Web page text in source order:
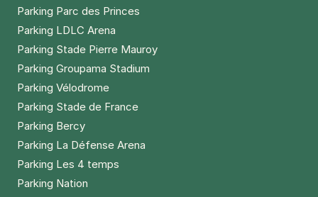
Parking Parc des Princes
Parking LDLC Arena
Parking Stade Pierre Mauroy
Parking Groupama Stadium
Parking Vélodrome
Parking Stade de France
Parking Bercy
Parking La Défense Arena
Parking Les 4 temps
Parking Nation